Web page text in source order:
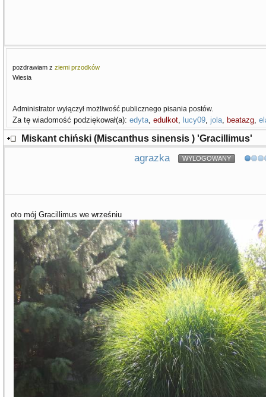
pozdrawiam z ziemi przodków
Wiesia
Administrator wyłączył możliwość publicznego pisania postów.
Za tę wiadomość podziękował(a): edyta, edulkot, lucy09, jola, beatazg,
Miskant chiński (Miscanthus sinensis ) 'Gracillimus'
agrazka WYLOGOWANY
oto mój Gracillimus we wrześniu